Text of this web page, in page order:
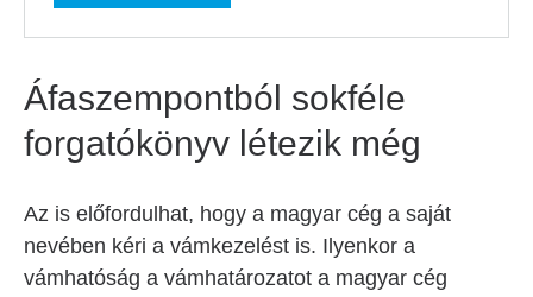
Áfaszempontból sokféle
forgatókönyv létezik még
Az is előfordulhat, hogy a magyar cég a saját
nevében kéri a vámkezelést is. Ilyenkor a
vámhatóság a vámhatározatot a magyar cég